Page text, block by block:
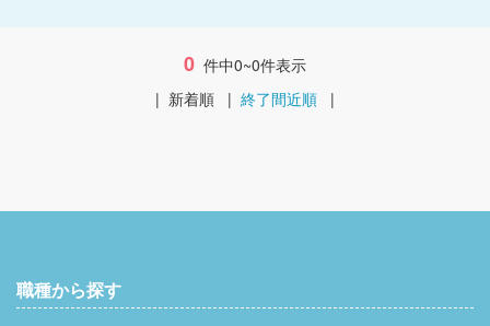
0 件中0~0件表示
| 新着順 | 終了間近順 |
職種から探す